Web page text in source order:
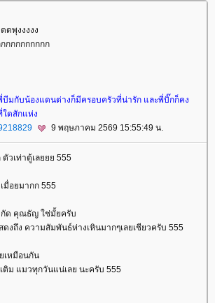
พุงงงงง
กกกกกกกกก
มกับน้องแดนต่างก็มีครอบครัวที่น่ารัก และพี่บิ๊กก็คง
ใดสักแห่ง
9 พฤษภาคม 2569 15:55:49 น.
วเท่าตู้เลยยย 555
มื่อยมากก 555
ด คุณธัญ ใช่มั้ยครับ
งถึง ความสัมพันธ์ห่างเหินมากๆเลยเชียวครับ 555
เหมือนกัน
ติม แมวทุกวันแน่เลย นะครับ 555